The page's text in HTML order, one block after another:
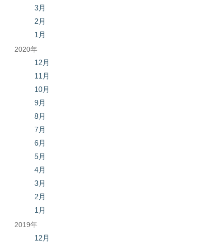
3月
2月
1月
2020年
12月
11月
10月
9月
8月
7月
6月
5月
4月
3月
2月
1月
2019年
12月